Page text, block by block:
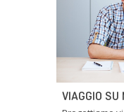
VIAGGIO SU